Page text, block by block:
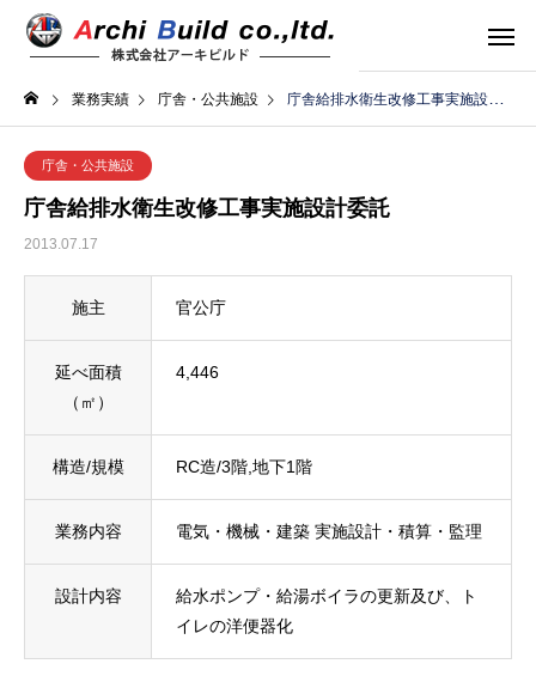
業務実績 庁舎・公共施設 庁舎給排水衛生改修工事実施設計委託
庁舎・公共施設
庁舎給排水衛生改修工事実施設計委託
2013.07.17
施主 官公庁
延べ面積
（㎡）
4,446
構造/規模 RC造/3階,地下1階
業務内容 電気・機械・建築 実施設計・積算・監理
設計内容
給水ポンプ・給湯ボイラの更新及び、ト
イレの洋便器化